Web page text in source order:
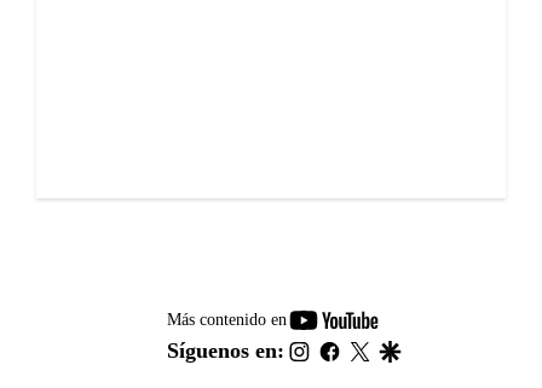
Más contenido en
youtube-
footer
Síguenos en: instagram
facebook
twitter